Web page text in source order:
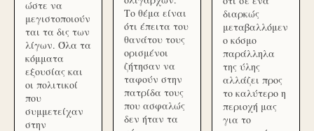
ώστε να
μεγιστοποιούν
ται τα δις των
λίγων. Όλα τα
κόμματα
εξουσίας και
οι πολιτικοί
που
συμμετείχαν
στην
Το θέμα είναι
ότι έπειτα του
θανάτου τους
ορισμένοι
ζήτησαν να
ταφούν στην
πατρίδα τους
που ασφαλώς
δεν ήταν τα
διαρκώς
μεταβαλλόμεν
ο κόσμο
παράλληλα
της ύλης
αλλάζει προς
το καλύτερο η
περιοχή μας
για το